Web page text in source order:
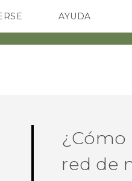
SMARTPHONES
AYUDA
HTC Devices & Accessories
¿Cómo
red de